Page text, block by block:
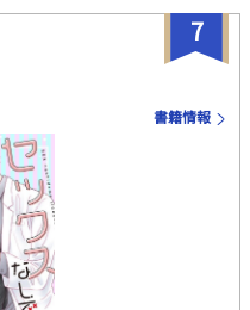
7
書籍情報